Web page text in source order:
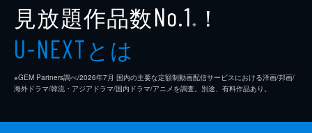
見放題作品数No.1 ※ ！
U-NEXTとは
※GEM Partners調べ/2026年7⽉ 国内の主要な定額制動画配信サービスにおける洋画/邦画/
海外ドラマ/韓流・アジアドラマ/国内ドラマ/アニメを調査。別途、有料作品あり。